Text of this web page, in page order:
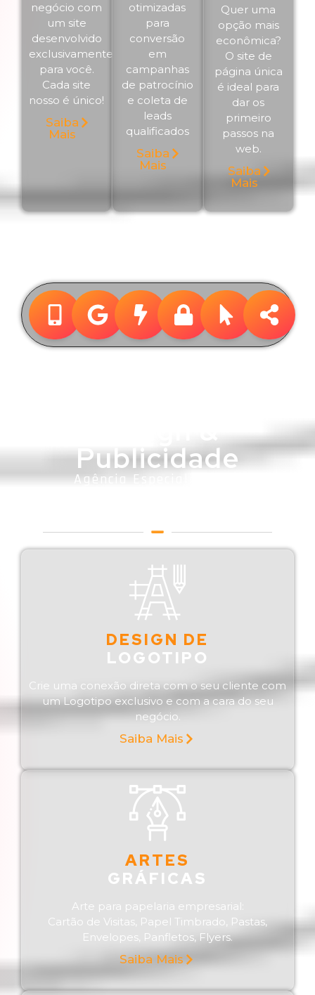
negócio com
um site
desenvolvido
exclusivamente
para você.
Cada site
nosso é único!
Saiba
Mais
otimizadas
para
conversão
em
campanhas
de patrocínio
e coleta de
leads
qualificados
Saiba
Mais
Quer uma
opção mais
econômica?
O site de
página única
é ideal para
dar os
primeiro
passos na
web.
Saiba
Mais
Publicidade
Agência Especialista em
DESIGN DE
LOGOTIPO
Crie uma conexão direta com o seu cliente com
um Logotipo exclusivo e com a cara do seu
negócio.
Saiba Mais
ARTES
GRÁFICAS
Arte para papelaria empresarial:
Cartão de Visitas, Papel Timbrado, Pastas,
Envelopes, Panfletos, Flyers.
Saiba Mais